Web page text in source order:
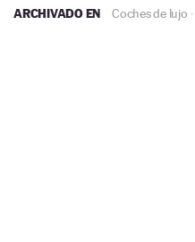
ARCHIVADO EN Coches de lujo ·